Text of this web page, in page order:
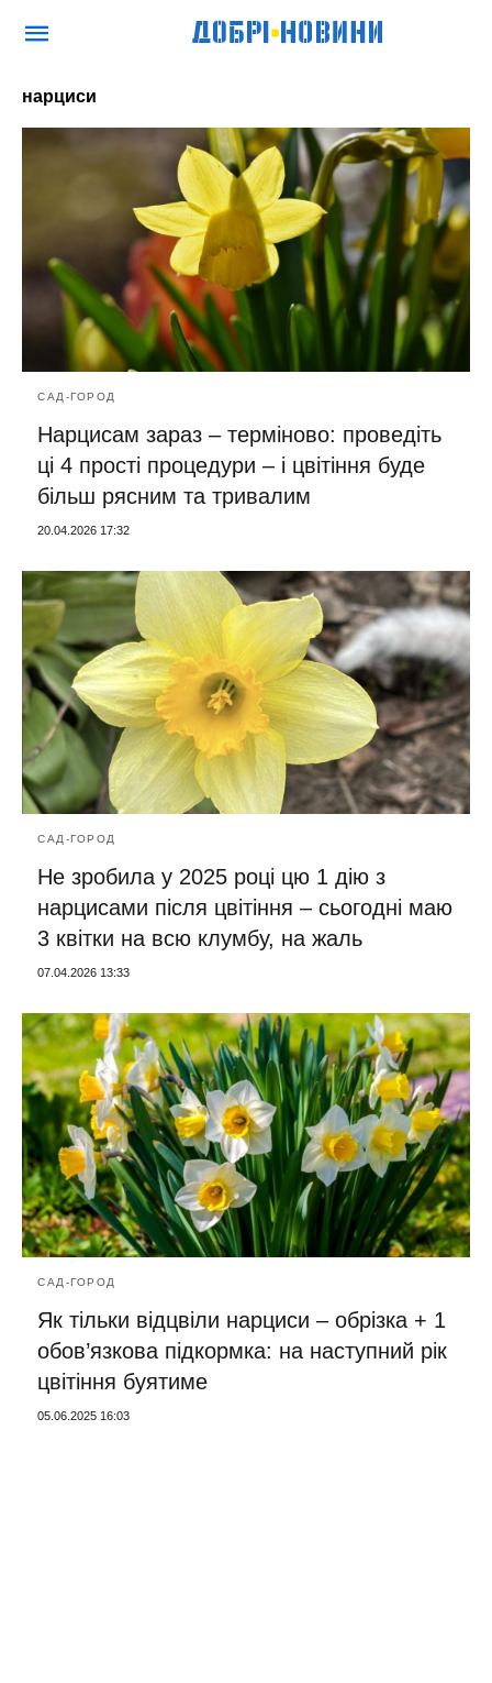
нарциси
САД-ГОРОД
Нарцисам зараз – терміново: проведіть
ці 4 прості процедури – і цвітіння буде
більш рясним та тривалим
20.04.2026 17:32
САД-ГОРОД
Не зробила у 2025 році цю 1 дію з
нарцисами після цвітіння – сьогодні маю
3 квітки на всю клумбу, на жаль
07.04.2026 13:33
САД-ГОРОД
Як тільки відцвіли нарциси – обрізка + 1
обов’язкова підкормка: на наступний рік
цвітіння буятиме
05.06.2025 16:03